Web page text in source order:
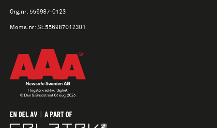
Org.nr: 556987-0123
Moms.nr: SE556987012301